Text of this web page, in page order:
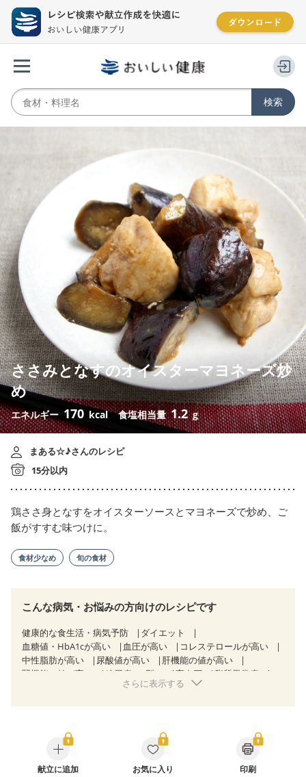
ささみとなすのオイスターマヨネーズ炒
め
エネルギー 170 kcal 食塩相当量1.2 g
まある☆♪さんのレシピ
15分以内
鶏ささ身となすをオイスターソースとマヨネーズで炒め、ご
飯がすすむ味つけに。
食材少なめ 旬の食材
こんな病気・お悩みの方向けのレシピです
健康的な食生活・病気予防
ダイエット
血糖値・HbA1cが高い
血圧が高い
コレステロールが高い
中性脂肪が高い
尿酸値が高い
肝機能の値が高い
腎機能の値が高い
糖尿病（2型） 高血圧
脂質異常症
狭心症 心筋梗塞
慢性便秘症
潰瘍性大腸炎（寛解期）
クローン病（寛解期）
過敏性腸症候群（IBS）
睡眠時無呼吸症候群
糖尿病性腎症（第１期）
さらに表示する
献立に追加 お気に入り 印刷